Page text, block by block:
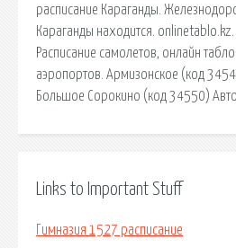
расписание Караганды.
Караганды находится.
Расписание самолетов, онлайн
аэропортов. Армизонское (код
Большое Сорокино (код 34550)
Links to Important Stuff
Гимназия 1527 расписание